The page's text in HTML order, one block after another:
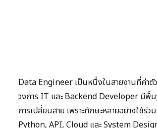
Data Engineer เป็นหนึ่งในสายงานที่ค่าตั
วงการ IT และ Backend Developer มีพื้
การเปลี่ยนสาย เพราะทักษะหลายอย่างใช้ร่ว
Python, API, Cloud และ System